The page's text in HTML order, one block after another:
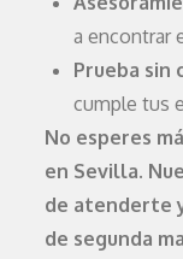
a encontrar
Prueba sin
cumple tus
No esperes
en Sevilla.
de atenderte
de segunda